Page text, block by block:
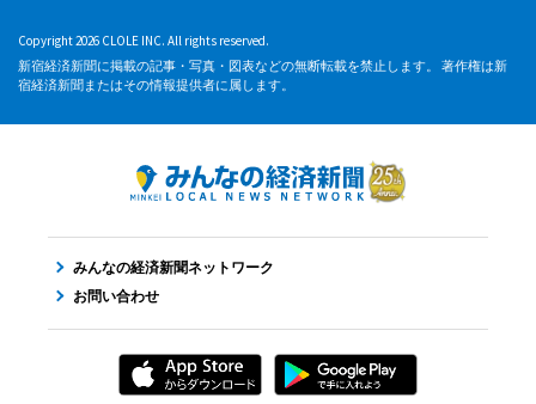
Copyright 2026 CLOLE INC. All rights reserved.
新宿経済新聞に掲載の記事・写真・図表などの無断転載を禁止します。 著作権は新
宿経済新聞またはその情報提供者に属します。
みんなの経済新聞ネットワーク
お問い合わせ